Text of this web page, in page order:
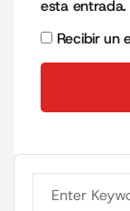
esta entrada.
Recibir un